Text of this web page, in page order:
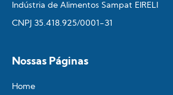
Indústria de Alimentos Sampat EIRELI
CNPJ 35.418.925/0001-31
Nossas Páginas
Home